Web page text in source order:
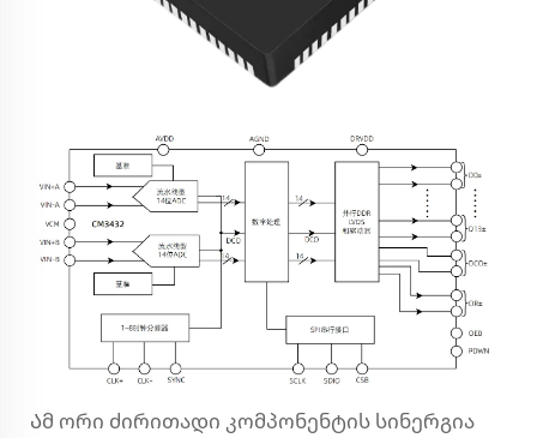
Ამ ორი ძირითადი კომპონენტის სინერგია